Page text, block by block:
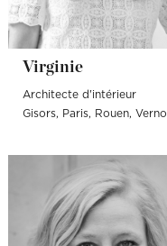
Virginie
Architecte d'intérieur
Gisors
Paris Rouen